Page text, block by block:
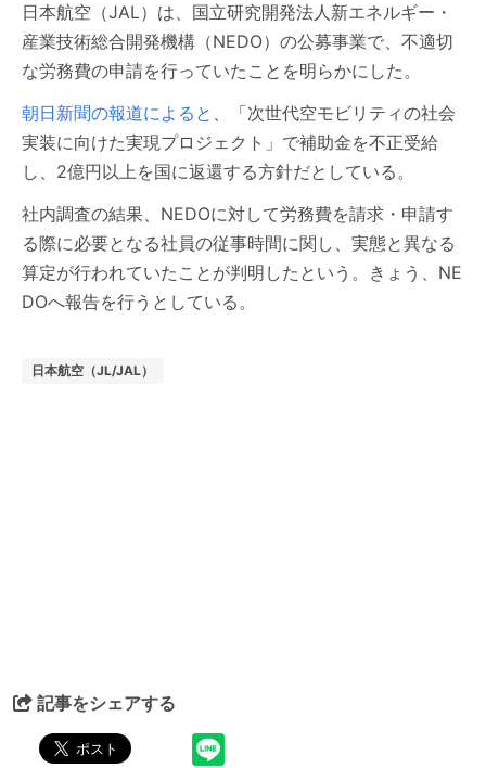
日本航空（JAL）は、国立研究開発法人新エネルギー・
産業技術総合開発機構（NEDO）の公募事業で、不適切
な労務費の申請を行っていたことを明らかにした。
朝日新聞の報道によると 、「次世代空モビリティの社会
実装に向けた実現プロジェクト」で補助金を不正受給
し、2億円以上を国に返還する方針だとしている。
社内調査の結果、NEDOに対して労務費を請求・申請す
る際に必要となる社員の従事時間に関し、実態と異なる
算定が行われていたことが判明したという。きょう、NE
DOへ報告を行うとしている。
日本航空（JL/JAL）
記事をシェアする